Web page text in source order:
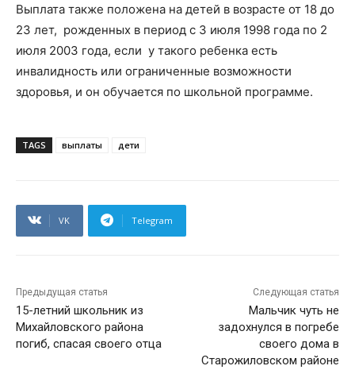
Выплата также положена на детей в возрасте от 18 до
23 лет, рожденных в период с 3 июля 1998 года по 2
июля 2003 года, если у такого ребенка есть
инвалидность или ограниченные возможности
здоровья, и он обучается по школьной программе.
TAGS выплаты дети
VK Telegram
Предыдущая статья
15-летний школьник из
Михайловского района
погиб, спасая своего отца
Следующая статья
Мальчик чуть не
задохнулся в погребе
своего дома в
Старожиловском районе